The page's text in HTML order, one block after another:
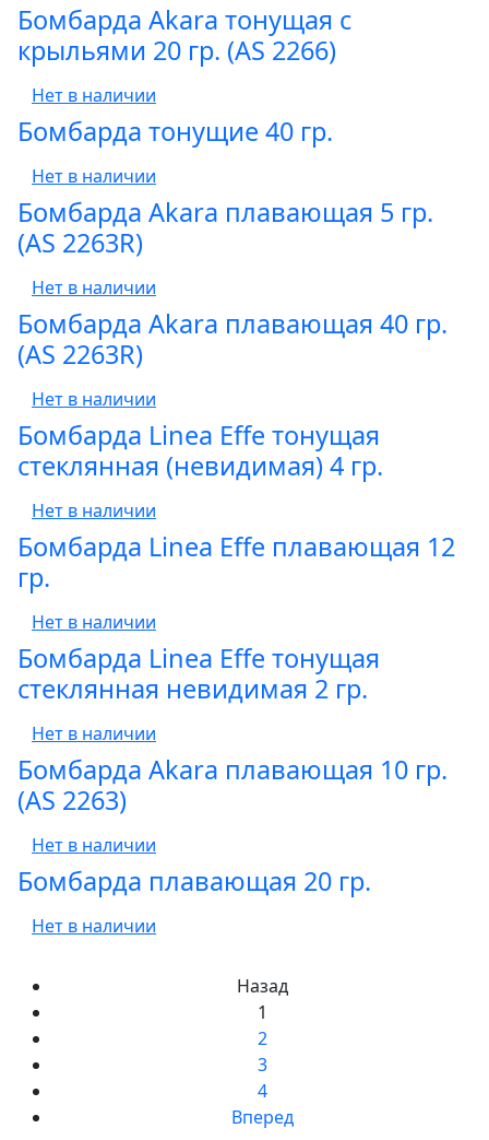
Бомбарда Akara тонущая с
крыльями 20 гр. (AS 2266)
Нет в наличии
Бомбарда тонущие 40 гр.
Нет в наличии
Бомбарда Akara плавающая 5 гр.
(AS 2263R)
Нет в наличии
Бомбарда Akara плавающая 40 гр.
(AS 2263R)
Нет в наличии
Бомбарда Linea Effe тонущая
стеклянная (невидимая) 4 гр.
Нет в наличии
Бомбарда Linea Effe плавающая 12
гр.
Нет в наличии
Бомбарда Linea Effe тонущая
стеклянная невидимая 2 гр.
Нет в наличии
Бомбарда Akara плавающая 10 гр.
(AS 2263)
Нет в наличии
Бомбарда плавающая 20 гр.
Нет в наличии
Назад
1
2
3
4
Вперед